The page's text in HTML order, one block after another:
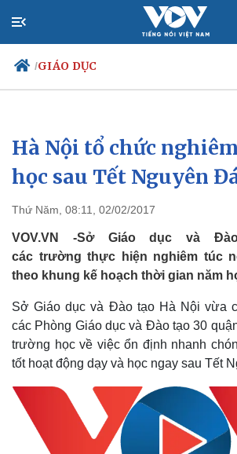
/GIÁO DỤC
Chính trị
Tổ chức nhân sự
Nhận diện sự thật
Xã hội
Tin 24h
Dự báo
Việc làm
Biển đảo
Hà Nội tổ chức
học sau Tết Nguyên
Thứ Năm, 08:11, 02/02/2017
VOV.VN -Sở Giáo dục và
các trường thực hiện nghiêm túc
theo khung kế hoạch thời gian năm
Sở Giáo dục và Đào tạo Hà Nội vừa
các Phòng Giáo dục và Đào tạo 30
trường học về việc ổn định nhanh
tốt hoạt động dạy và học ngay sau Tết